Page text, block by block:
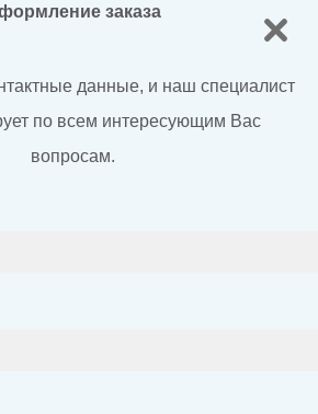
заказа
данные, и наш специалист
по всем интересующим Вас
вопросам.